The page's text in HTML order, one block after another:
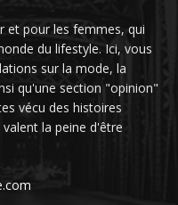
et pour les femmes, qui
du lifestyle. Ici, vous
sur la mode, la
qu'une section "opinion"
vécu des histoires
la peine d'être